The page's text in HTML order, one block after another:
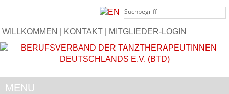
WILLKOMMEN KONTAKT MITGLIEDER-LOGIN
MENU